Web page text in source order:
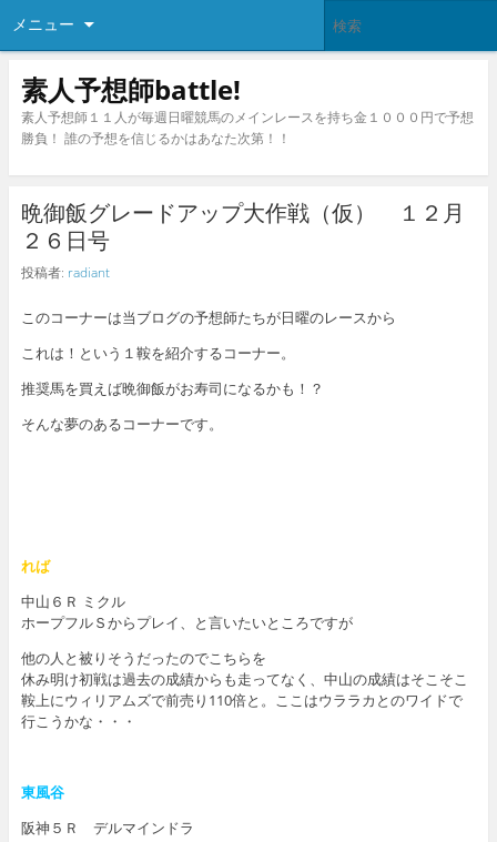
メニュー
素人予想師battle!
素人予想師１１人が毎週日曜競馬のメインレースを持ち金１０００円で予想
勝負！ 誰の予想を信じるかはあなた次第！！
晩御飯グレードアップ大作戦（仮） １２月
２６日号
投稿者: radiant
このコーナーは当ブログの予想師たちが日曜のレースから
これは！という１鞍を紹介するコーナー。
推奨馬を買えば晩御飯がお寿司になるかも！？
そんな夢のあるコーナーです。
れば
中山６Ｒ ミクル
ホープフルＳからプレイ、と言いたいところですが
他の人と被りそうだったのでこちらを
休み明け初戦は過去の成績からも走ってなく、中山の成績はそこそこ
鞍上にウィリアムズで前売り110倍と。ここはウララカとのワイドで
行こうかな・・・
東風谷
阪神５Ｒ デルマインドラ